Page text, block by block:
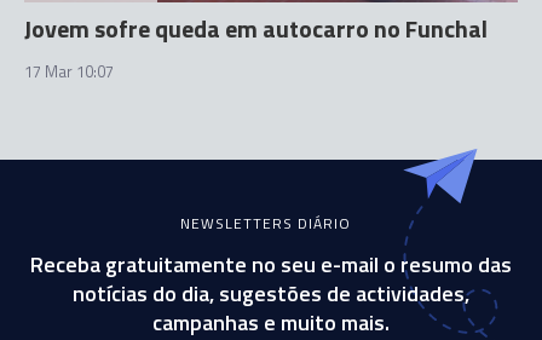
Jovem sofre queda em autocarro no Funchal
17 Mar 10:07
NEWSLETTERS DIÁRIO
Receba gratuitamente no seu e-mail o resumo das
notícias do dia, sugestões de actividades,
campanhas e muito mais.